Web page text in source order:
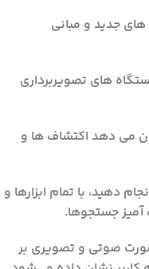
های جدید و مبانی
های تصویربرداری
می دهد اکتشاف ها و
دهید، با تمام ابزارها و
آمیز جستجوها.
صوتی و تصویری بر